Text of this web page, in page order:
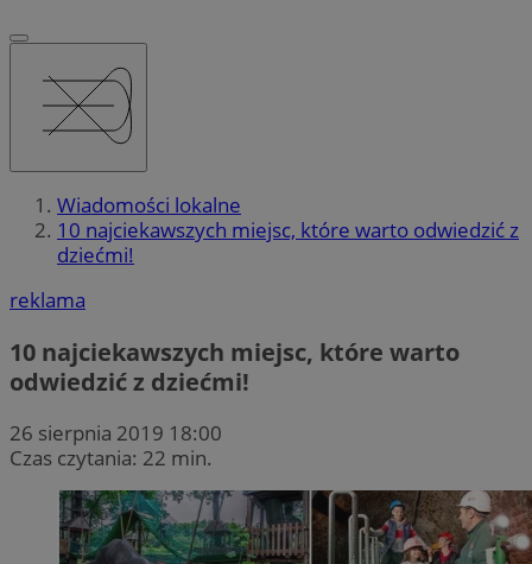
Wiadomości lokalne
10 najciekawszych miejsc, które warto odwiedzić z
dziećmi!
reklama
10 najciekawszych miejsc, które warto
odwiedzić z dziećmi!
26 sierpnia 2019 18:00
Czas czytania: 22 min.